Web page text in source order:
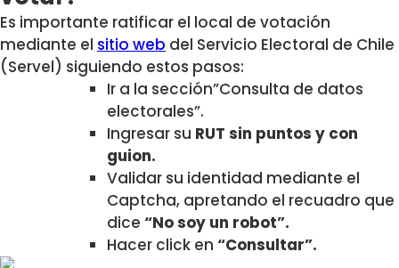
Es importante ratificar el local de votación
mediante el sitio web del Servicio Electoral de Chile
(Servel) siguiendo estos pasos:
Ir a la sección”Consulta de datos
electorales”.
Ingresar su RUT sin puntos y con
guion.
Validar su identidad mediante el
Captcha, apretando el recuadro que
dice “No soy un robot”.
Hacer click en “Consultar”.